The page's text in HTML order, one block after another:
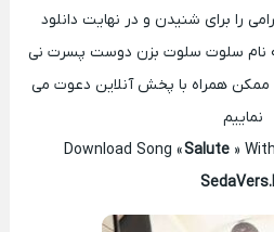
را برای شنیدن و در نهایت دانلود
نام سلوت سلوت بزن دوست پسرت نی
ممکن همراه با پخش آنلاین دعوت می
نماییم
Download Song «Salute»